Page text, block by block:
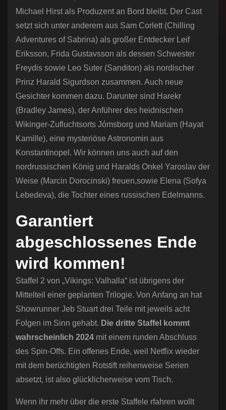
Michael Hirst als Produzent an Bord bleibt. Der Cast
setzt sich unter anderem aus Sam Corlett (Chilling
Adventures of Sabrina) als großer Entdecker Leif
Eriksson, Frida Gustavsson als dessen Schwester
Freydis sowie Leo Suter (Sanditon) als nordischer
Prinz Harald Sigurdson zusammen. Auch neue
Gesichter kommen dazu. Darunter sind Harekr
(Bradley James), der Anführer des heidnischen
Wikinger-Zufluchtsorts Jómsborg und Mariam (Hayat
Kamille), eine mysteriöse Astronomin aus
Konstantinopel. Wir können uns auch auf den
nordrussischen König und Haralds Onkel Yaroslav der
Weise (Marcin Dorocinski) freuen,sowie Elena (Sofya
Lebedeva), die Tochter eines russischen Edelmanns.
Garantiert
abgeschlossenes Ende
wird kommen!
Staffel 2 von „Vikings: Valhalla“ ist übrigens der
Mittelteil einer geplanten Trilogie. Von Anfang an hat
Showrunner Jeb Stuart drei Teile mit jeweils acht
Folgen im Sinn gehabt. Die dritte Staffel kommt
wahrscheinlich 2024 mit einem runden Abschluss
des Spin-Offs. Ein offenes Ende, weil Netflix wieder
mit dem berüchtigten Rotstift reihenweise Serien
absetzt, ist also glücklicherweise vom Tisch.
Wenn ihr mehr über die erste Staffele rfahren wollt